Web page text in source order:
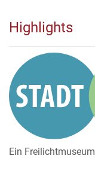
Highlights
Ein